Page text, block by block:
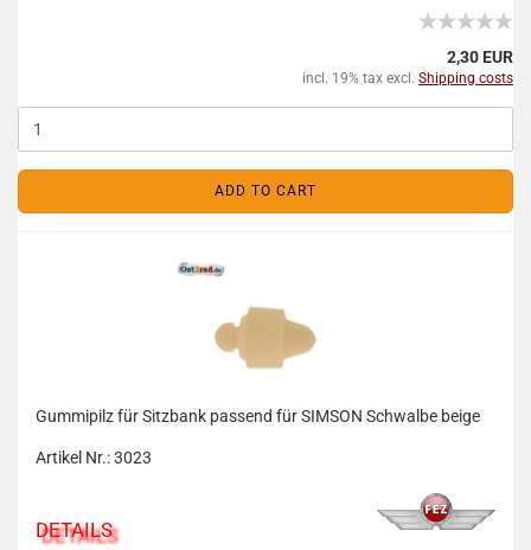
2,30 EUR
incl. 19% tax excl. Shipping costs
ADD TO CART
Gummipilz für Sitzbank passend für SIMSON Schwalbe beige
Artikel Nr.: 3023
DETAILS